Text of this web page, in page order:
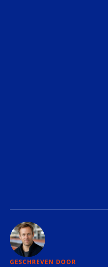
GESCHREVEN DOOR